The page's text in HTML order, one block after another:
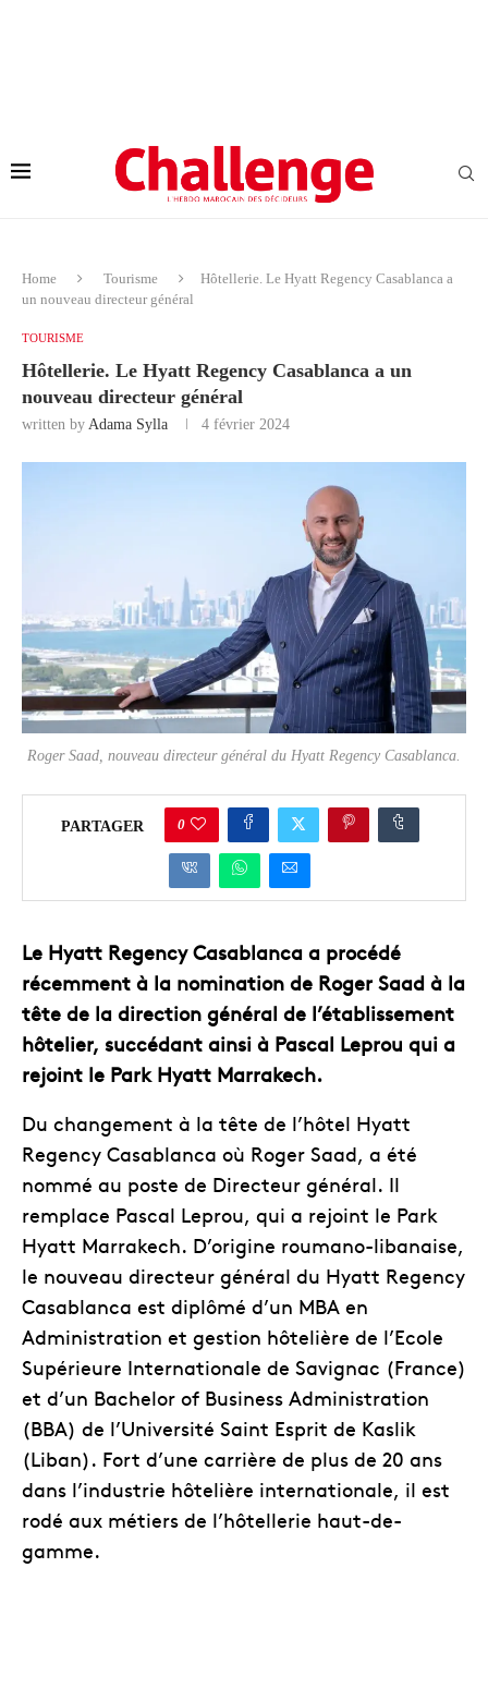
Home Tourisme
Hôtellerie. Le Hyatt Regency Casablanca a
un nouveau directeur général
TOURISME
Hôtellerie. Le Hyatt Regency Casablanca a un
nouveau directeur général
written by Adama Sylla 4 février 2024
Roger Saad, nouveau directeur général du Hyatt Regency Casablanca.
PARTAGER 0
Le Hyatt Regency Casablanca a procédé
récemment à la nomination de Roger Saad à la
tête de la direction général de l’établissement
hôtelier, succédant ainsi à Pascal Leprou qui a
rejoint le Park Hyatt Marrakech.
Du changement à la tête de l’hôtel Hyatt
Regency Casablanca où Roger Saad, a été
nommé au poste de Directeur général. Il
remplace Pascal Leprou, qui a rejoint le Park
Hyatt Marrakech. D’origine roumano-libanaise,
le nouveau directeur général du Hyatt Regency
Casablanca est diplômé d’un MBA en
Administration et gestion hôtelière de l’Ecole
Supérieure Internationale de Savignac (France)
et d’un Bachelor of Business Administration
(BBA) de l’Université Saint Esprit de Kaslik
(Liban). Fort d’une carrière de plus de 20 ans
dans l’industrie hôtelière internationale, il est
rodé aux métiers de l’hôtellerie haut-de-
gamme.